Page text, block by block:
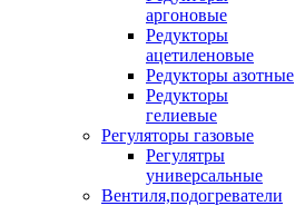
аргоновые
Редукторы
ацетиленовые
Редукторы азотные
Редукторы
гелиевые
Регуляторы газовые
Регулятры
универсальные
Вентиля,подогреватели